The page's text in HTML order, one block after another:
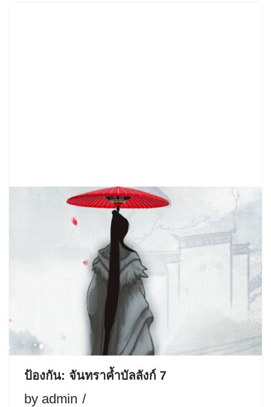
ป้องกัน: จันทราค้ำบัลลังก์ 7
by admin